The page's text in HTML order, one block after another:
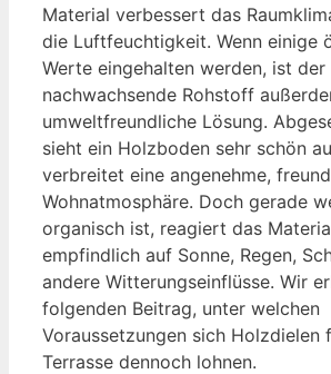
Material verbessert das
die Luftfeuchtigkeit. Wenn einige
Werte eingehalten werden, ist der
nachwachsende Rohstoff
umweltfreundliche Lösung.
sieht ein Holzboden sehr schön
verbreitet eine angenehme,
Wohnatmosphäre. Doch gerade
organisch ist, reagiert das
empfindlich auf Sonne, Regen,
andere Witterungseinflüsse. Wir
folgenden Beitrag, unter welchen
Voraussetzungen sich Holzdielen
Terrasse dennoch lohnen.